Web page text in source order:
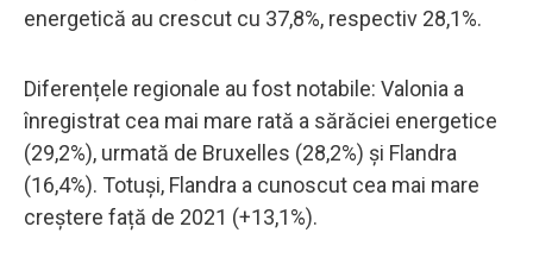
energetică au crescut cu 37,8%, respectiv 28,1%.
Diferențele regionale au fost notabile: Valonia a
înregistrat cea mai mare rată a sărăciei energetice
(29,2%), urmată de Bruxelles (28,2%) și Flandra
(16,4%). Totuși, Flandra a cunoscut cea mai mare
creștere față de 2021 (+13,1%).